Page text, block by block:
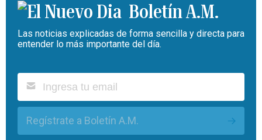
Boletín A.M.
Las noticias explicadas de forma sencilla y directa para
entender lo más importante del día.
Regístrate a Boletín A.M.